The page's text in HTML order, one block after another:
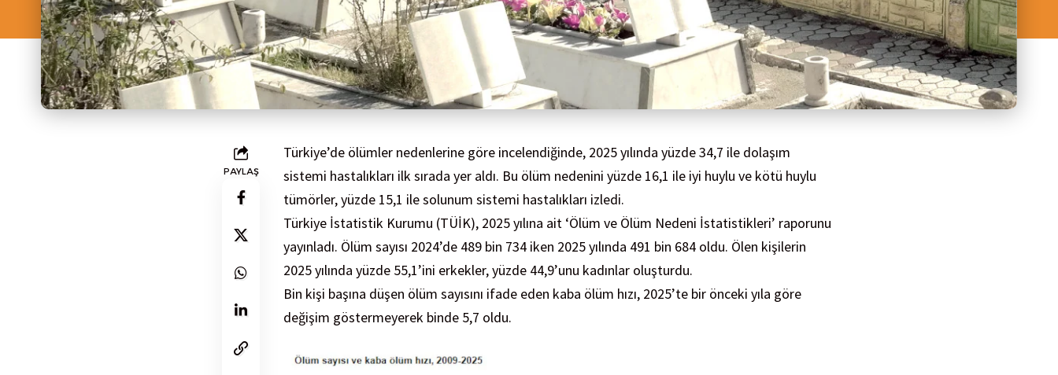
PAYLAŞ
Türkiye’de ölümler nedenlerine göre incelendiğinde, 2025 yılında yüzde 34,7 ile dolaşım
sistemi hastalıkları ilk sırada yer aldı. Bu ölüm nedenini yüzde 16,1 ile iyi huylu ve kötü huylu
tümörler, yüzde 15,1 ile solunum sistemi hastalıkları izledi.
Türkiye İstatistik Kurumu (TÜİK), 2025 yılına ait ‘Ölüm ve Ölüm Nedeni İstatistikleri’ raporunu
yayınladı. Ölüm sayısı 2024’de 489 bin 734 iken 2025 yılında 491 bin 684 oldu. Ölen kişilerin
2025 yılında yüzde 55,1’ini erkekler, yüzde 44,9’unu kadınlar oluşturdu.
Bin kişi başına düşen ölüm sayısını ifade eden kaba ölüm hızı, 2025’te bir önceki yıla göre
değişim göstermeyerek binde 5,7 oldu.